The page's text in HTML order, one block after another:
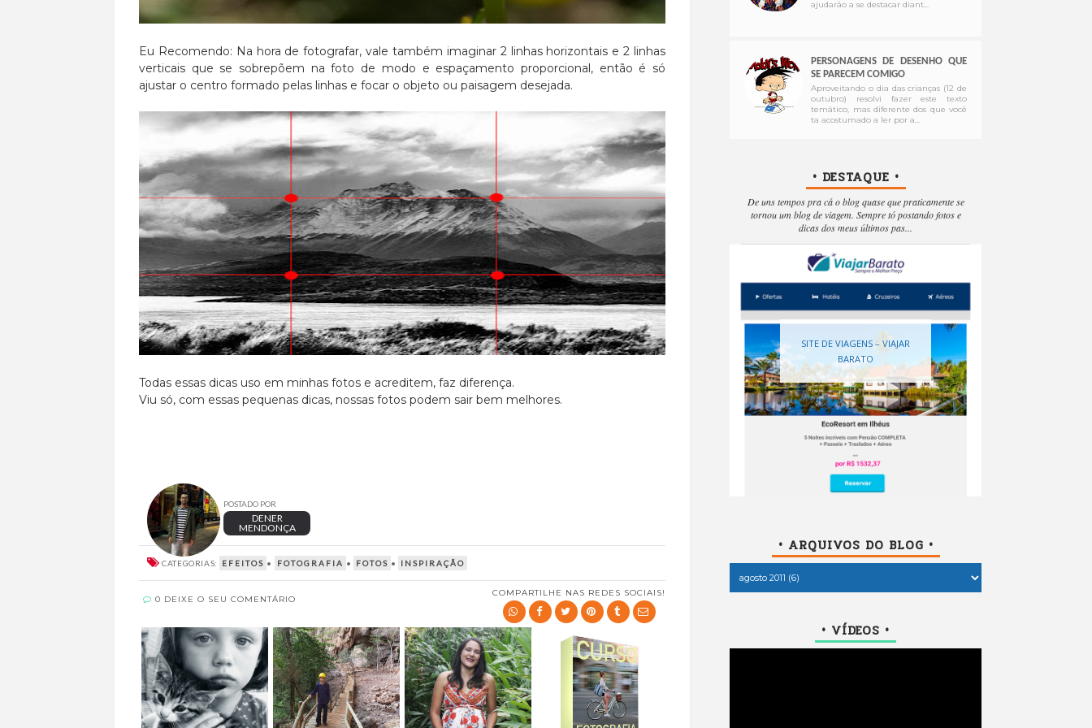
Eu Recomendo: Na hora de fotografar, vale também imaginar 2 linhas horizontais e 2 linhas
verticais que se sobrepõem na foto de modo e espaçamento proporcional, então é só
ajustar o centro formado pelas linhas e focar o objeto ou paisagem desejada.
Todas essas dicas uso em minhas fotos e acreditem, faz diferença.
Viu só, com essas pequenas dicas, nossas fotos podem sair bem melhores.
POSTADO POR
DENER
MENDONÇA
CATEGORIAS: EFEITOS • FOTOGRAFIA • FOTOS • INSPIRAÇÃO
0 DEIXE O SEU COMENTÁRIO
COMPARTILHE NAS REDES SOCIAIS!
ajudarão a se destacar diant...
PERSONAGENS DE DESENHO QUE
SE PARECEM COMIGO
Aproveitando o dia das crianças (12 de
outubro) resolvi fazer este texto
temático, mas diferente dos que você
ta acostumado a ler por a...
• DESTAQUE •
SITE DE VIAGENS – VIAJAR
BARATO
De uns tempos pra cá o blog quase que praticamente se
tornou um blog de viagem. Sempre tó postando fotos e
dicas dos meus últimos pas...
• ARQUIVOS DO BLOG •
• VÍDEOS •